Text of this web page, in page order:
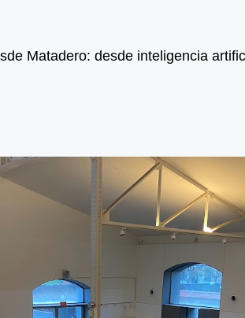
Matadero: desde inteligencia